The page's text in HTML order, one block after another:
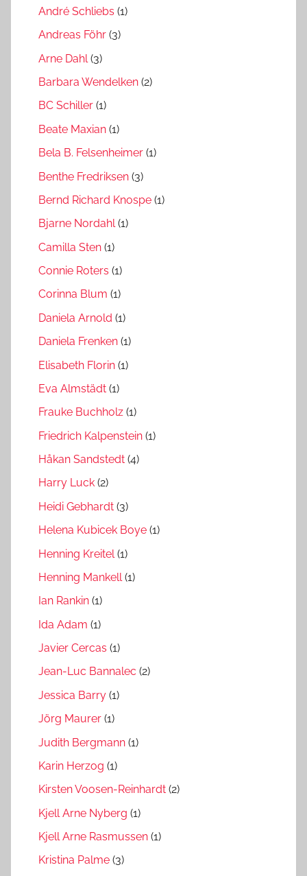
André Schliebs (1)
Andreas Föhr (3)
Arne Dahl (3)
Barbara Wendelken (2)
BC Schiller (1)
Beate Maxian (1)
Bela B. Felsenheimer (1)
Benthe Fredriksen (3)
Bernd Richard Knospe (1)
Bjarne Nordahl(1)
Camilla Sten (1)
Connie Roters (1)
Corinna Blum (1)
Daniela Arnold (1)
Daniela Frenken (1)
Elisabeth Florin (1)
Eva Almstädt (1)
Frauke Buchholz (1)
Friedrich Kalpenstein (1)
Håkan Sandstedt (4)
Harry Luck (2)
Heidi Gebhardt (3)
Helena Kubicek Boye (1)
Henning Kreitel (1)
Henning Mankell(1)
Ian Rankin (1)
Ida Adam (1)
Javier Cercas (1)
Jean-Luc Bannalec (2)
Jessica Barry (1)
Jörg Maurer (1)
Judith Bergmann (1)
Karin Herzog (1)
Kirsten Voosen-Reinhardt (2)
Kjell Arne Nyberg (1)
Kjell Arne Rasmussen (1)
Kristina Palme (3)